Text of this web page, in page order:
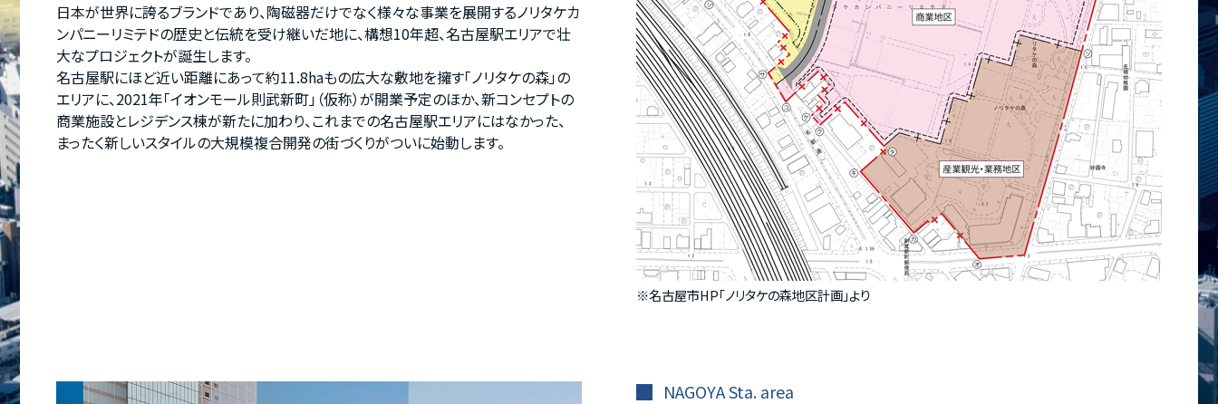
日本が世界に誇るブランドであり、陶磁器だけでなく様々な事業を展開するノリタケカ
ンパニーリミテドの歴史と伝統を受け継いだ地に、構想10年超、名古屋駅エリアで壮
大なプロジェクトが誕生します。
名古屋駅にほど近い距離にあって約11.8haもの広大な敷地を擁す「ノリタケの森」の
エリアに、2021年「イオンモール則武新町」（仮称）が開業予定のほか、新コンセプトの
商業施設とレジデンス棟が新たに加わり、これまでの名古屋駅エリアにはなかった、
まったく新しいスタイルの大規模複合開発の街づくりがついに始動します。
※名古屋市HP｢ノリタケの森地区計画｣より
NAGOYA Sta. area